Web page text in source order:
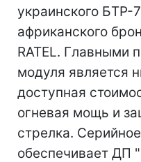
украинского
африканского
RATEL. Главными
модуля является
доступная
огневая мощь и
стрелка.
обеспечивает ДП